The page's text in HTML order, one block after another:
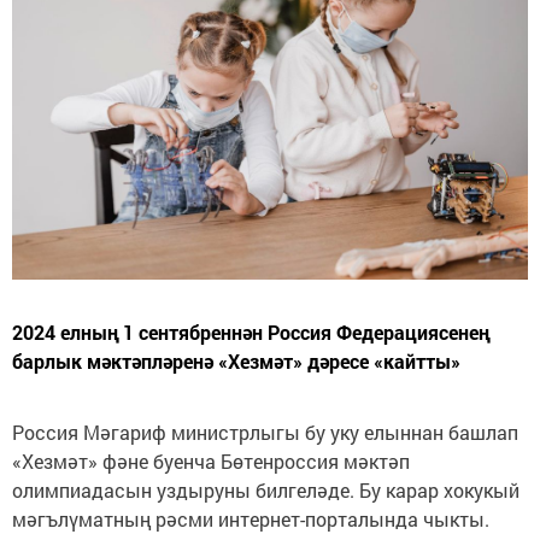
2024 елның 1 сентябреннән Россия Федерациясенең
барлык мәктәпләренә «Хезмәт» дәресе «кайтты»
Россия Мәгариф министрлыгы бу уку елыннан башлап
«Хезмәт» фәне буенча Бөтенроссия мәктәп
олимпиадасын уздыруны билгеләде. Бу карар хокукый
мәгълүматның рәсми интернет-порталында чыкты.